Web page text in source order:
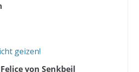
geizen!
Felice von Senkbeil